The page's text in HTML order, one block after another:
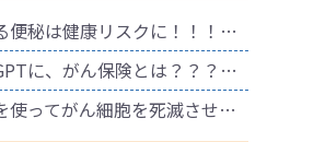
長期に渡る便秘は健康リスクに！！！ 腐敗物質が溜まり健康に悪影響も！肌荒れの原因にも！
チャットGPTに、がん保険とは？？？と聞いてみました。
ウイルスを使ってがん細胞を死滅させる療法